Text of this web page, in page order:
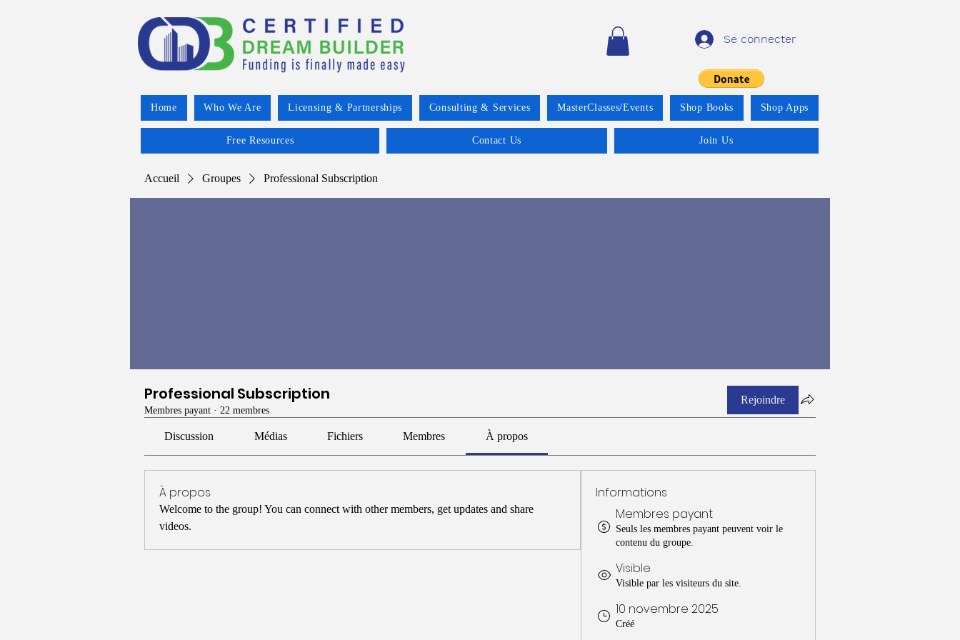
Se connecter
Home Who We Are Licensing & Partnerships Consulting & Services MasterClasses/Events Shop Books Shop Apps
Free Resources Contact Us Join Us
Accueil Groupes Professional Subscription
Professional Subscription
Membres payant · 22 membres
Rejoindre
Discussion Médias Fichiers Membres À propos
À propos
Welcome to the group! You can connect with other members, get updates and share
videos.
Informations
Membres payant
Seuls les membres payant peuvent voir le
contenu du groupe.
Visible
Visible par les visiteurs du site.
10 novembre 2025
Créé